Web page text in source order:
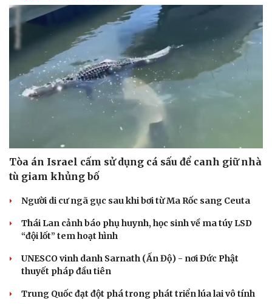
Tòa án Israel cấm sử dụng cá sấu để canh giữ nhà
tù giam khủng bố
Người di cư ngã gục sau khi bơi từ Ma Rốc sang Ceuta
Thái Lan cảnh báo phụ huynh, học sinh về ma túy LSD
“đội lốt” tem hoạt hình
UNESCO vinh danh Sarnath (Ấn Độ) - nơi Đức Phật
thuyết pháp đầu tiên
Trung Quốc đạt đột phá trong phát triển lúa lai vô tính